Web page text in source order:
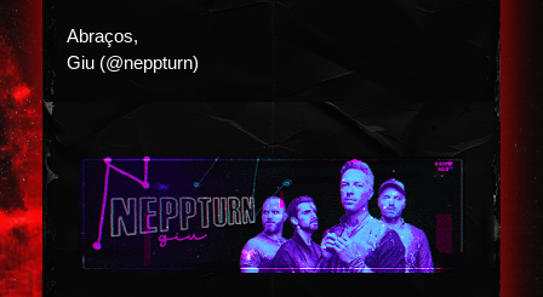
Abraços,
Giu (@neppturn)